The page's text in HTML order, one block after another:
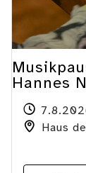
Hannes
Haus